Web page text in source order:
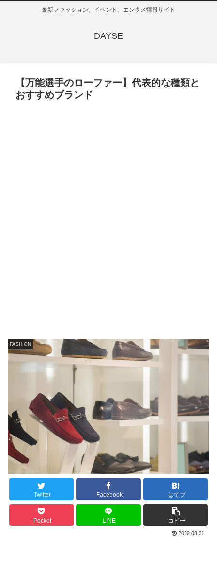
最新ファッション、イベント、エンタメ情報サイト
DAYSE
【万能選手のローファー】代表的な種類と
おすすめブランド
FASHION
Twitter Facebook はてブ
Pocket LINE コピー
2022.08.31